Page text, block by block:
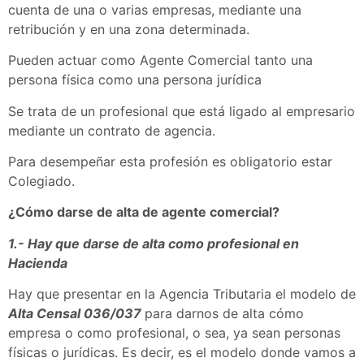
cuenta de una o varias empresas, mediante una
retribución y en una zona determinada.
Pueden actuar como Agente Comercial tanto una
persona física como una persona jurídica
Se trata de un profesional que está ligado al empresario
mediante un contrato de agencia.
Para desempeñar esta profesión es obligatorio estar
Colegiado.
¿Cómo darse de alta de agente comercial?
1.- Hay que darse de alta como profesional en
Hacienda
Hay que presentar en la Agencia Tributaria el modelo de
Alta Censal 036/037 para darnos de alta cómo
empresa o como profesional, o sea, ya sean personas
físicas o jurídicas. Es decir, es el modelo donde vamos a